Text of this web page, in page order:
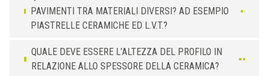
ST 38 AOA Oro
Con Adesivo
ST 38 ABA Bronzo
ST 38 AOF Oro
Forato
PAVIMENTI TRA MATERIALI DIVERSI? AD ESEMPIO
PIASTRELLE CERAMICHE ED L.V.T.?
QUALE DEVE ESSERE L’ALTEZZA DEL PROFILO IN
RELAZIONE ALLO SPESSORE DELLA CERAMICA?